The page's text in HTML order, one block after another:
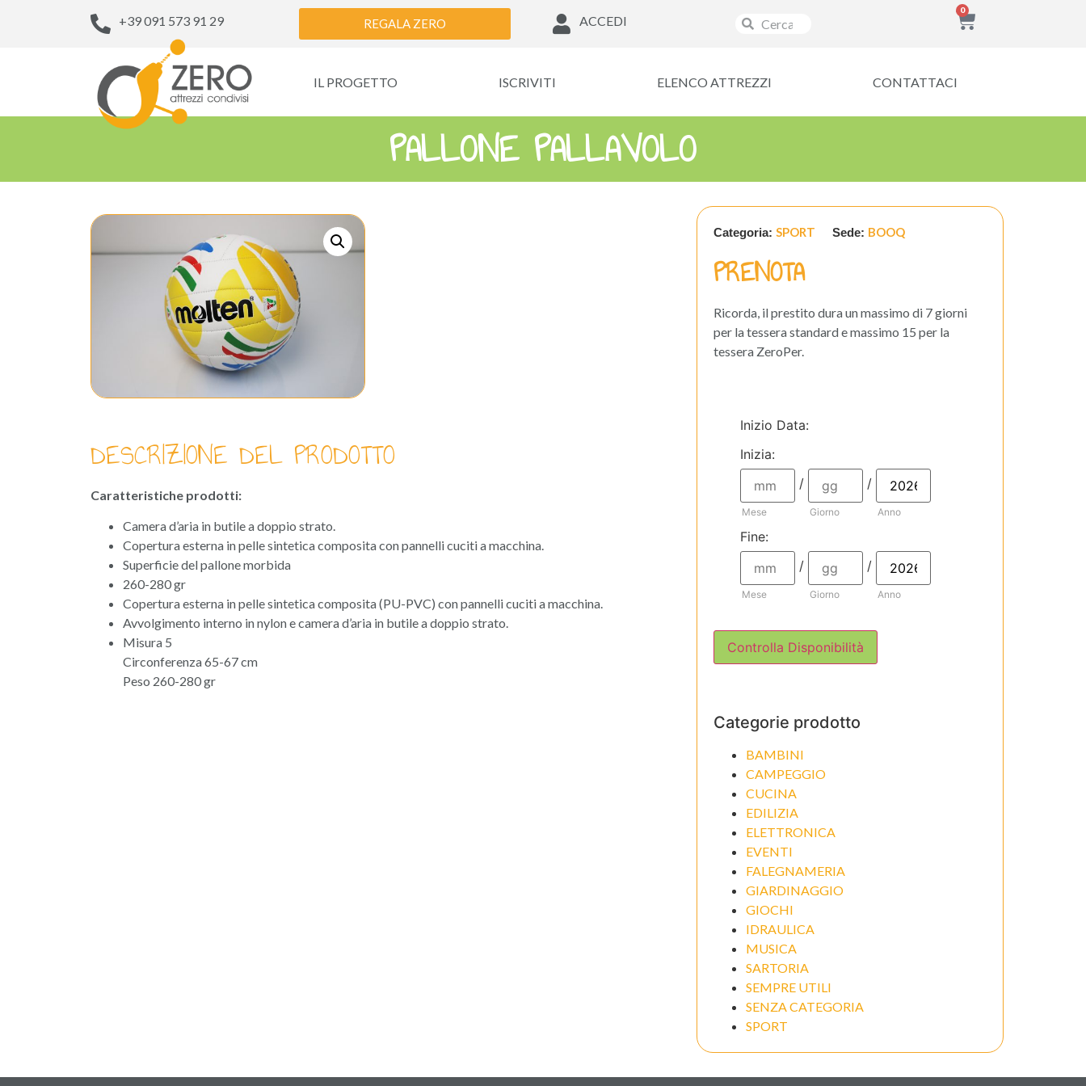
+39 091 573 91 29 REGALA ZERO ACCEDI
0
IL PROGETTO ISCRIVITI ELENCO ATTREZZI CONTATTACI
PALLONE PALLAVOLO
DESCRIZIONE DEL PRODOTTO
Caratteristiche prodotti:
Camera d’aria in butile a doppio strato.
Copertura esterna in pelle sintetica composita con pannelli cuciti a macchina.
Superficie del pallone morbida
260-280 gr
Copertura esterna in pelle sintetica composita (PU-PVC) con pannelli cuciti a macchina.
Avvolgimento interno in nylon e camera d’aria in butile a doppio strato.
Misura 5
Circonferenza 65-67 cm
Peso 260-280 gr
Categoria: SPORT Sede: BOOQ
PRENOTA
Ricorda, il prestito dura un massimo di 7 giorni
per la tessera standard e massimo 15 per la
tessera ZeroPer.
Inizio Data:
Inizia:
Mese
/
Giorno
/
Anno
Fine:
Mese
/
Giorno
/
Anno
Controlla Disponibilità
Categorie prodotto
BAMBINI
CAMPEGGIO
CUCINA
EDILIZIA
ELETTRONICA
EVENTI
FALEGNAMERIA
GIARDINAGGIO
GIOCHI
IDRAULICA
MUSICA
SARTORIA
SEMPRE UTILI
SENZA CATEGORIA
SPORT